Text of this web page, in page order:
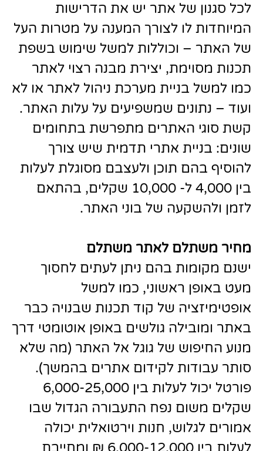
לכל סגנון של אתר יש את הדרישות
המיוחדות לו לצורך המענה על מטרות העל
של האתר – וכוללות למשל שימוש בשפת
תכנות מסוימת, יצירת מבנה רצוי לאתר
כמו למשל בניית מערכת ניהול לאתר או לא
ועוד – נתונים שמשפיעים על עלות האתר.
קשת סוגי האתרים מתפרשת בתחומים
שונים: בניית אתרי תדמית שיש צורך
להוסיף בהם תוכן ולעצבם מסוגלת לעלות
בין 4,000 ל- 10,000 שקלים, בהתאם
לזמן ולהשקעה של בוני האתר.
מחיר משתלם לאתר משתלם
ישנם מקומות בהם ניתן לעתים לחסוך
מעט באופן ראשוני, כמו למשל
אופטימיזציה של קוד תכנות שבנויה כבר
באתר ומובילה גולשים באופן אוטומטי דרך
מנוע החיפוש של גוגל אל האתר (מה שלא
סותר עבודות לקידום אתרים בהמשך).
פורטל יכול לעלות בין 6,000-25,000
שקלים משום נפח התעבורה הגדול שבו
אמורים לגלוש, חנות וירטואלית יכולה